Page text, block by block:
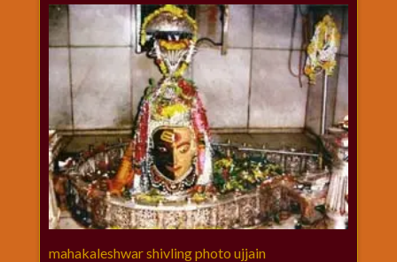
mahakaleshwar shivling photo ujjain